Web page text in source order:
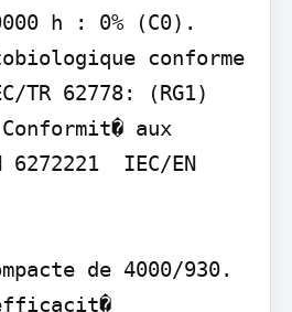
h : 0% (C0).
conforme
TR 62778: (RG1)
aux
6272221  IEC/EN
de 4000/930.